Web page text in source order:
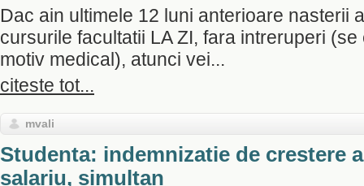
Dac ain ultimele 12 luni anterioare nasterii
cursurile facultatii LA ZI, fara intreruperi
motiv medical), atunci vei...
citeste tot...
mvali
Studenta: indemnizatie de crestere
salariu, simultan